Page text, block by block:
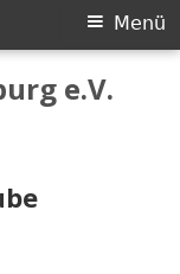
e.V.
Menü